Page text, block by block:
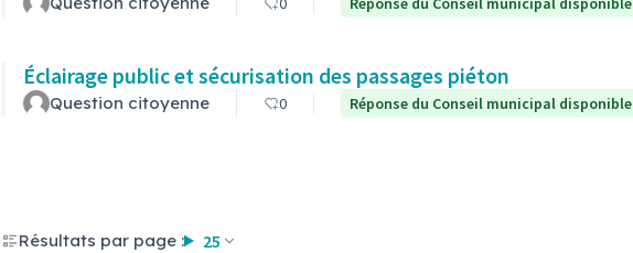
Éclairage public et sécurisation des passages piéton
Question citoyenne 0 Réponse du Conseil municipal disponible
Résultats par page : 25